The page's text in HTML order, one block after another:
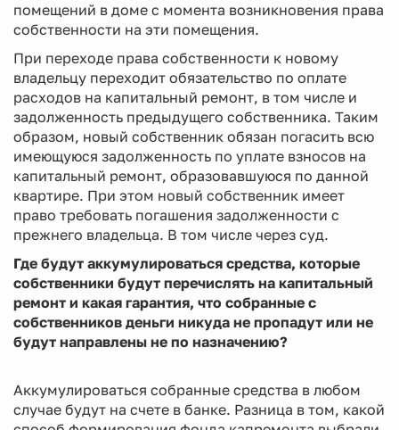
помещений в доме с момента возникновения права
собственности на эти помещения.
При переходе права собственности к новому
владельцу переходит обязательство по оплате
расходов на капитальный ремонт, в том числе и
задолженность предыдущего собственника. Таким
образом, новый собственник обязан погасить всю
имеющуюся задолженность по уплате взносов на
капитальный ремонт, образовавшуюся по данной
квартире. При этом новый собственник имеет
право требовать погашения задолженности с
прежнего владельца. В том числе через суд.
Где будут аккумулироваться средства, которые
собственники будут перечислять на капитальный
ремонт и какая гарантия, что собранные с
собственников деньги никуда не пропадут или не
будут направлены не по назначению?
Аккумулироваться собранные средства в любом
случае будут на счете в банке. Разница в том, какой